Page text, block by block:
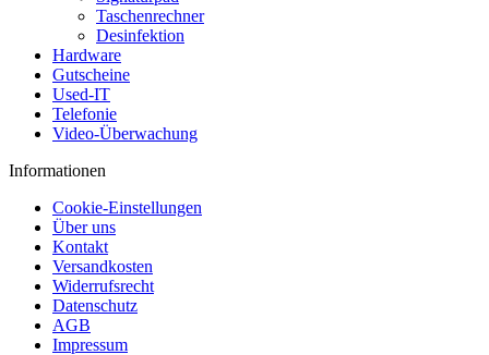
Taschenrechner
Desinfektion
Hardware
Gutscheine
Used-IT
Telefonie
Video-Überwachung
Informationen
Cookie-Einstellungen
Über uns
Kontakt
Versandkosten
Widerrufsrecht
Datenschutz
AGB
Impressum